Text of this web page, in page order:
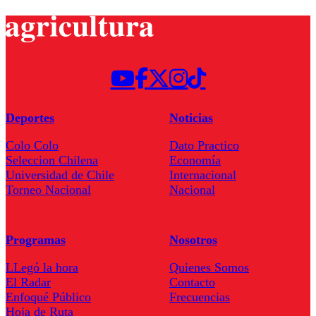
Deportes
Colo Colo
Seleccion Chilena
Universidad de Chile
Torneo Nacional
Noticias
Dato Practico
Economía
Internacional
Nacional
Programas
LLegó la hora
El Radar
Enfoqué Público
Hoja de Ruta
Nosotros
Quienes Somos
Contacto
Frecuencias